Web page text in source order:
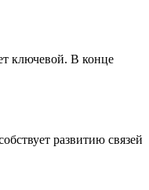
ключевой. В конце
развитию связей